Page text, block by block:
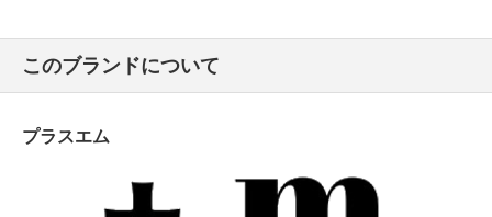
このブランドについて
プラスエム